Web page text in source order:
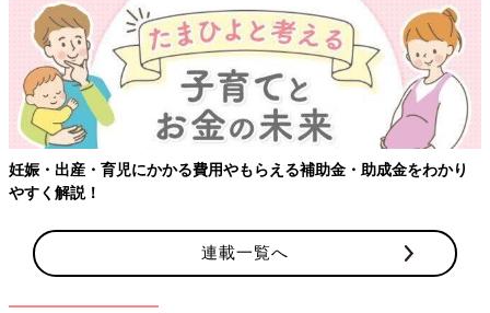
妊娠・出産・育児にかかる費用やもらえる補助金・助成金をわかり
やすく解説！
連載一覧へ